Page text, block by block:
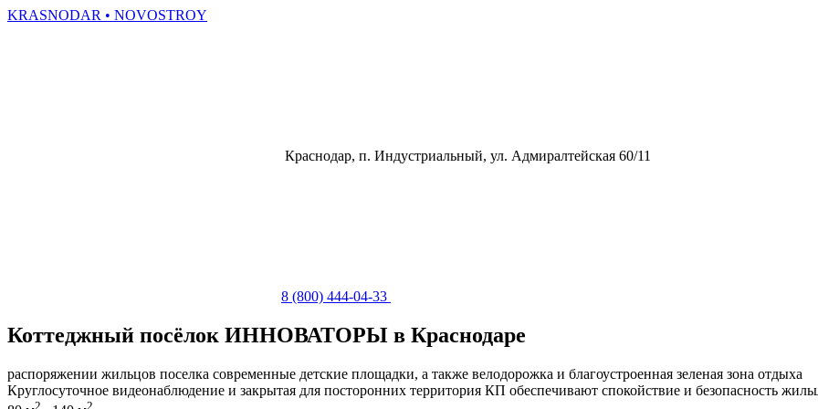
KRASNODAR • NOVOSTROY
Краснодар, п. Индустриальный, ул. Адмиралтейская 60/11
8 (800) 444-04-33
Коттеджный посёлок ИННОВАТОРЫ в Краснодаре
распоряжении жильцов поселка современные детские площадки, а также велодорожка и благоустроенная зеленая зона отдыха
Круглосуточное видеонаблюдение и закрытая для посторонних территория КП обеспечивают спокойствие и безопасность
2 2